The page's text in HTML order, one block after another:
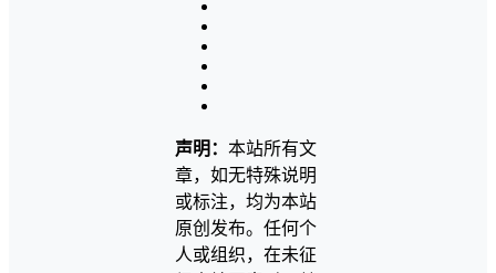
声明： 本站所有文
章，如无特殊说明
或标注，均为本站
原创发布。任何个
人或组织，在未征